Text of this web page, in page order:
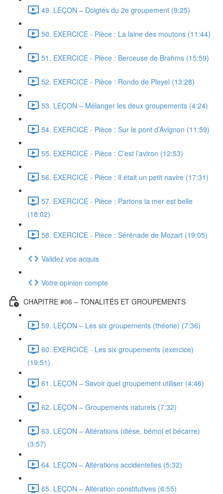
49. LEÇON – Doigtés du 2e groupement (9:25)
50. EXERCICE - Pièce : La laine des moutons (11:44)
51. EXERCICE - Pièce : Berceuse de Brahms (15:59)
52. EXERCICE - Pièce : Rondo de Pleyel (13:28)
53. LEÇON – Mélanger les deux groupements (4:24)
54. EXERCICE - Pièce : Sur le pont d’Avignon (11:59)
55. EXERCICE - Pièce : C’est l’aviron (12:53)
56. EXERCICE - Pièce : Il était un petit navire (17:31)
57. EXERCICE - Pièce : Partons la mer est belle
(18:02)
58. EXERCICE - Pièce : Sérénade de Mozart (19:05)
Validez vos acquis
Votre opinion compte
CHAPITRE #06 – TONALITÉS ET GROUPEMENTS
59. LEÇON – Les six groupements (théorie) (7:36)
60. EXERCICE - Les six groupements (exercice)
(19:51)
61. LEÇON – Savoir quel groupement utiliser (4:46)
62. LEÇON – Groupements naturels (7:32)
63. LEÇON – Altérations (dièse, bémol et bécarre)
(3:57)
64. LEÇON – Altérations accidentelles (5:32)
65. LEÇON – Altération constitutives (6:55)